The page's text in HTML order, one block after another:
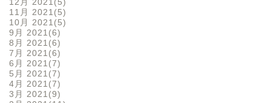
12月 2021 5
11月 2021 5
10月 2021 5
9月 2021 6
8月 2021 6
7月 2021 6
6月 2021 7
5月 2021 7
4月 2021 7
3月 2021 9